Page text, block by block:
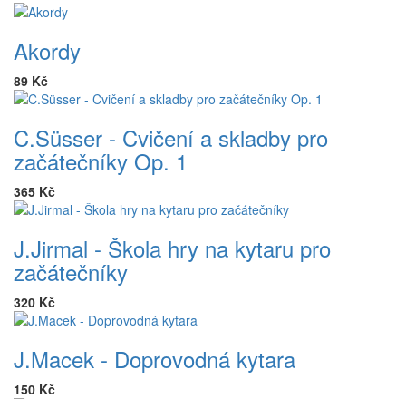
Akordy
89 Kč
C.Süsser - Cvičení a skladby pro
začátečníky Op. 1
365 Kč
J.Jirmal - Škola hry na kytaru pro
začátečníky
320 Kč
J.Macek - Doprovodná kytara
150 Kč